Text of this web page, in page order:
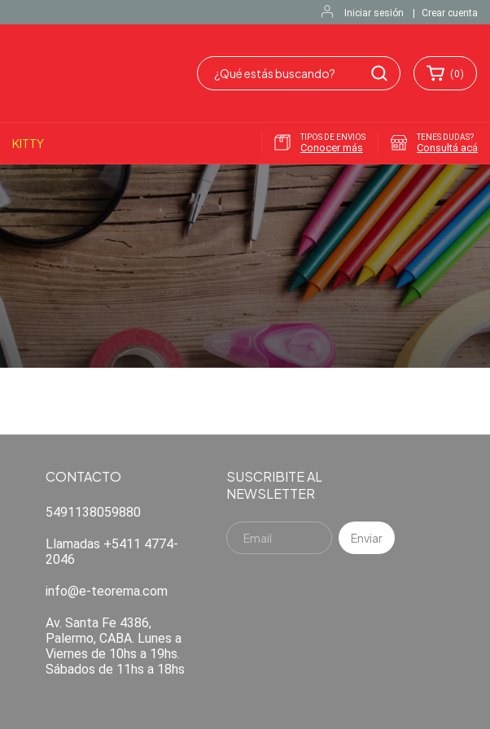
Iniciar sesión Crear cuenta
(0)
KITTY TIPOS DE ENVIOS
Conocer más
TENES DUDAS?
Consultá acá
CONTACTO
5491138059880
Llamadas +5411 4774-
2046
info@e-teorema.com
Av. Santa Fe 4386,
Palermo, CABA. Lunes a
Viernes de 10hs a 19hs.
Sábados de 11hs a 18hs
SUSCRIBITE AL
NEWSLETTER